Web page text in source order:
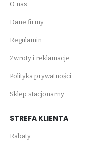
O nas
Dane firmy
Regulamin
Zwroty i reklamacje
Polityka prywatności
Sklep stacjonarny
STREFA KLIENTA
Rabaty